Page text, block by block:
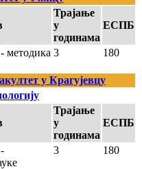
Трајање
у
годинама
ЕСПБ
методика 3 180
у Крагујевцу
Трајање
у
годинама
ЕСПБ
3 180